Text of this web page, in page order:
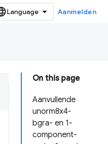
Aanmelden
On this page
Aanvullende
unorm8x4-
bgra- en 1-
component-